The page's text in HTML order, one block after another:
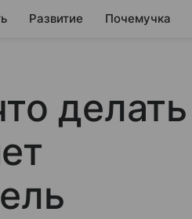
Развитие Почемучка
делать